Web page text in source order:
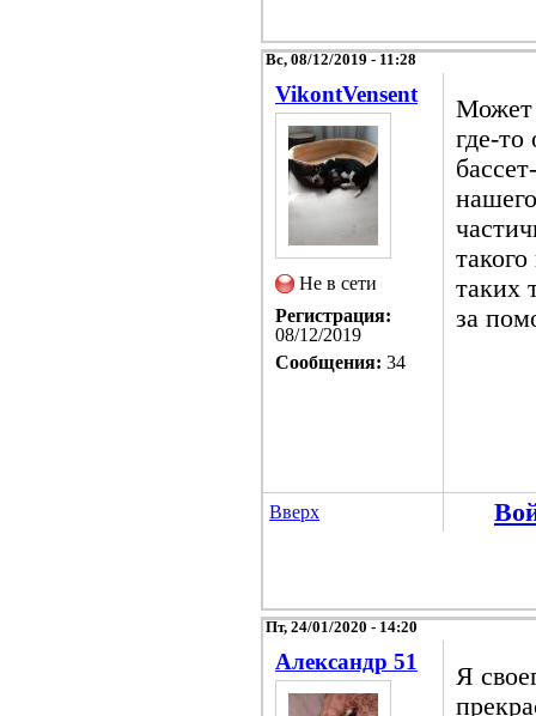
Вс, 08/12/2019 - 11:28
VikontVensent
Не в сети
Регистрация:
08/12/2019
Сообщения: 34
Может
где-то
таких
за
Вверх
Пт, 24/01/2020 - 14:20
Александр 51
Я